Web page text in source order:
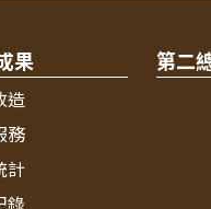
果
造
務
計
第二